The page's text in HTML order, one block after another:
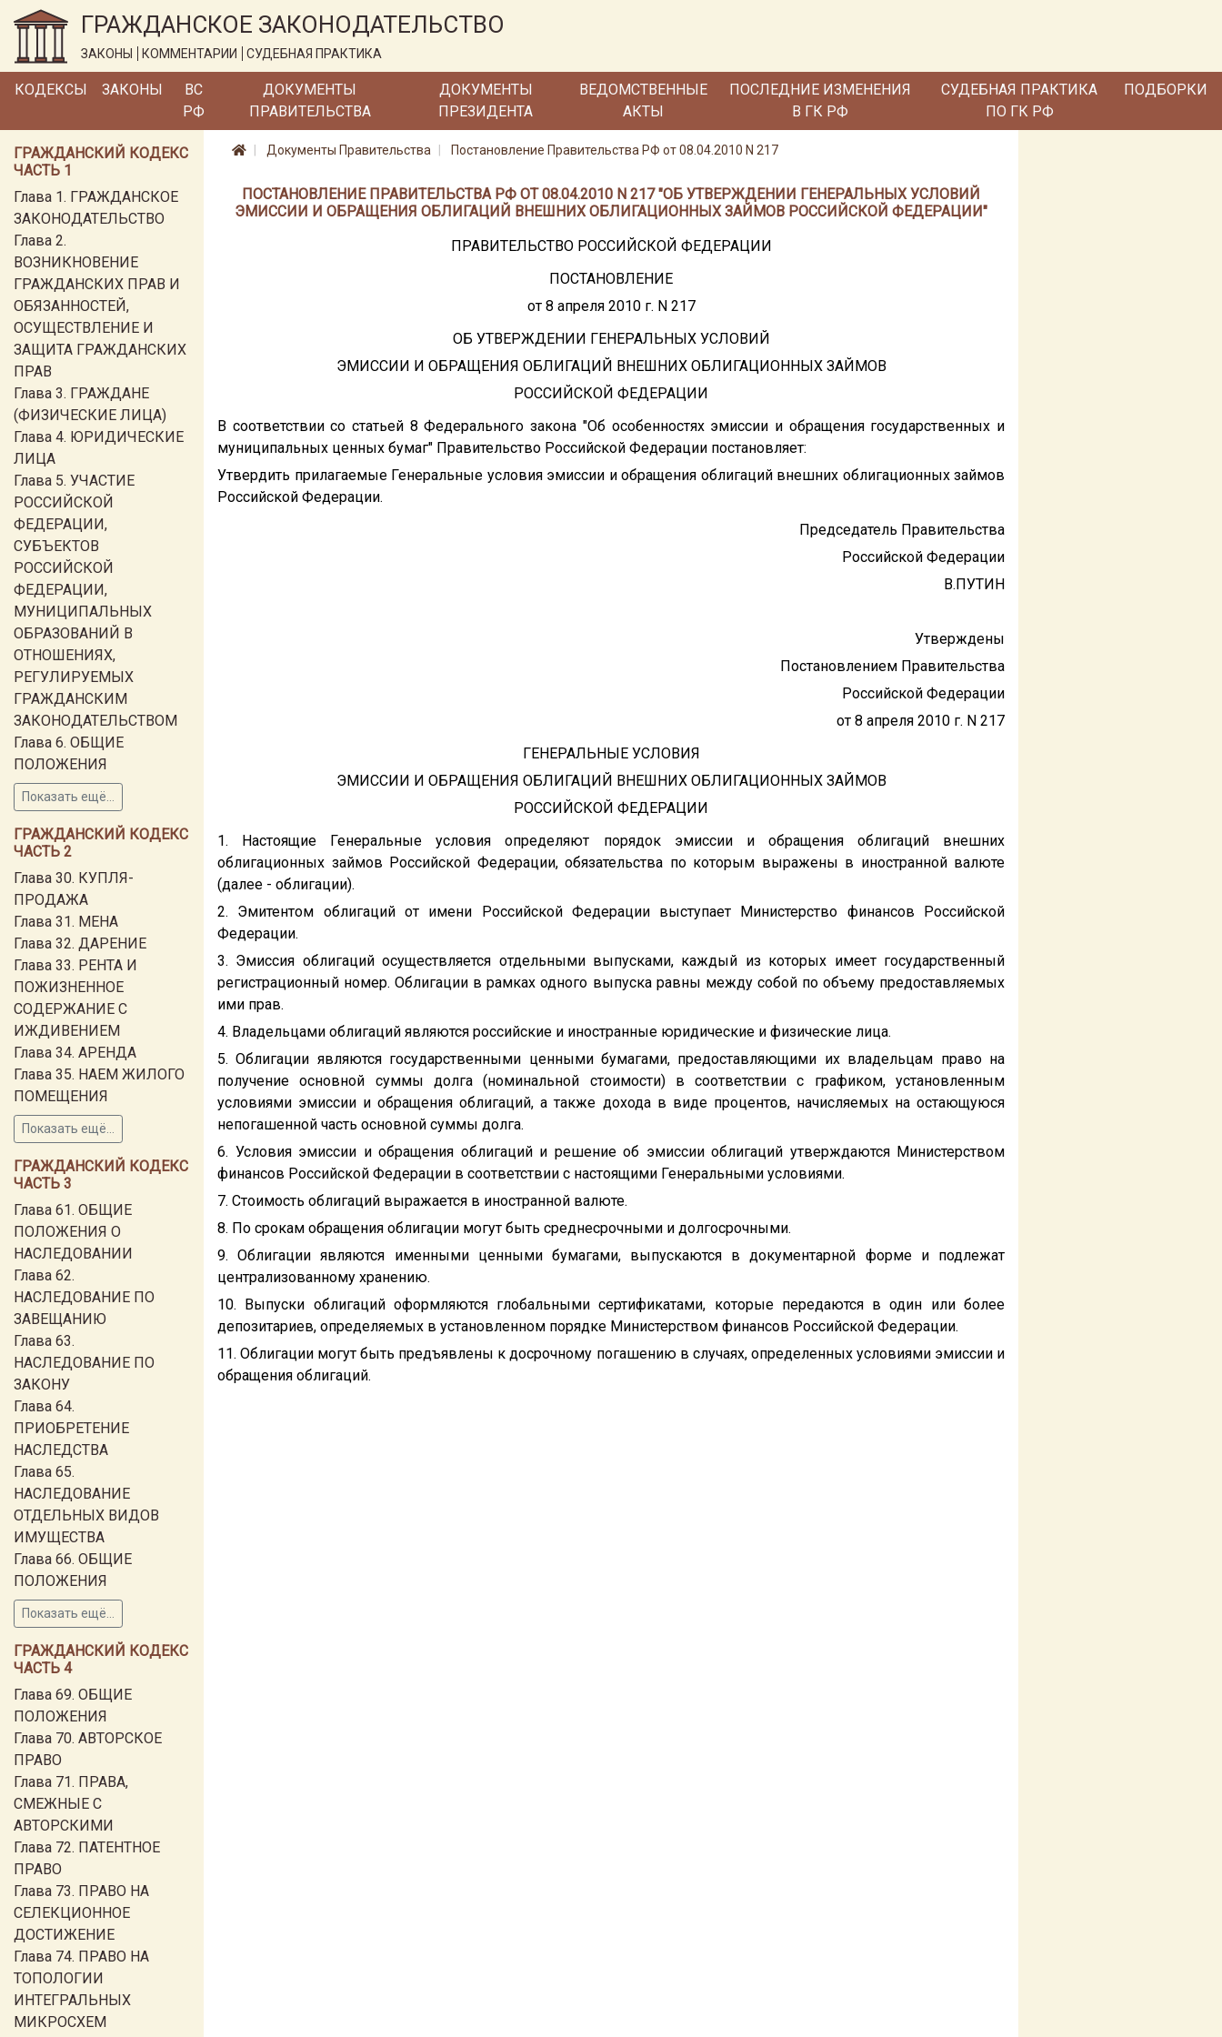
ГРАЖДАНСКОЕ ЗАКОНОДАТЕЛЬСТВО
ЗАКОНЫ КОММЕНТАРИИ СУДЕБНАЯ ПРАКТИКА
КОДЕКСЫ ЗАКОНЫ
ВС
РФ
ДОКУМЕНТЫ
ПРАВИТЕЛЬСТВА
ДОКУМЕНТЫ
ПРЕЗИДЕНТА
ВЕДОМСТВЕННЫЕ
АКТЫ
ПОСЛЕДНИЕ ИЗМЕНЕНИЯ
В ГК РФ
СУДЕБНАЯ ПРАКТИКА
ПО ГК РФ
ПОДБОРКИ
ГРАЖДАНСКИЙ КОДЕКС
ЧАСТЬ 1
Глава 1. ГРАЖДАНСКОЕ
ЗАКОНОДАТЕЛЬСТВО
Глава 2.
ВОЗНИКНОВЕНИЕ
ГРАЖДАНСКИХ ПРАВ И
ОБЯЗАННОСТЕЙ,
ОСУЩЕСТВЛЕНИЕ И
ЗАЩИТА ГРАЖДАНСКИХ
ПРАВ
Глава 3. ГРАЖДАНЕ
(ФИЗИЧЕСКИЕ ЛИЦА)
Глава 4. ЮРИДИЧЕСКИЕ
ЛИЦА
Глава 5. УЧАСТИЕ
РОССИЙСКОЙ
ФЕДЕРАЦИИ,
СУБЪЕКТОВ
РОССИЙСКОЙ
ФЕДЕРАЦИИ,
МУНИЦИПАЛЬНЫХ
ОБРАЗОВАНИЙ В
ОТНОШЕНИЯХ,
РЕГУЛИРУЕМЫХ
ГРАЖДАНСКИМ
ЗАКОНОДАТЕЛЬСТВОМ
Глава 6. ОБЩИЕ
ПОЛОЖЕНИЯ
Показать ещё...
ГРАЖДАНСКИЙ КОДЕКС
ЧАСТЬ 2
Глава 30. КУПЛЯ-
ПРОДАЖА
Глава 31. МЕНА
Глава 32. ДАРЕНИЕ
Глава 33. РЕНТА И
ПОЖИЗНЕННОЕ
СОДЕРЖАНИЕ С
ИЖДИВЕНИЕМ
Глава 34. АРЕНДА
Глава 35. НАЕМ ЖИЛОГО
ПОМЕЩЕНИЯ
Показать ещё...
ГРАЖДАНСКИЙ КОДЕКС
ЧАСТЬ 3
Глава 61. ОБЩИЕ
ПОЛОЖЕНИЯ О
НАСЛЕДОВАНИИ
Глава 62.
НАСЛЕДОВАНИЕ ПО
ЗАВЕЩАНИЮ
Глава 63.
НАСЛЕДОВАНИЕ ПО
ЗАКОНУ
Глава 64.
ПРИОБРЕТЕНИЕ
НАСЛЕДСТВА
Глава 65.
НАСЛЕДОВАНИЕ
ОТДЕЛЬНЫХ ВИДОВ
ИМУЩЕСТВА
Глава 66. ОБЩИЕ
ПОЛОЖЕНИЯ
Показать ещё...
ГРАЖДАНСКИЙ КОДЕКС
ЧАСТЬ 4
Глава 69. ОБЩИЕ
ПОЛОЖЕНИЯ
Глава 70. АВТОРСКОЕ
ПРАВО
Глава 71. ПРАВА,
СМЕЖНЫЕ С
АВТОРСКИМИ
Глава 72. ПАТЕНТНОЕ
ПРАВО
Глава 73. ПРАВО НА
СЕЛЕКЦИОННОЕ
ДОСТИЖЕНИЕ
Глава 74. ПРАВО НА
ТОПОЛОГИИ
ИНТЕГРАЛЬНЫХ
МИКРОСХЕМ
Документы Правительства Постановление Правительства РФ от 08.04.2010 N 217
ПОСТАНОВЛЕНИЕ ПРАВИТЕЛЬСТВА РФ ОТ 08.04.2010 N 217 "ОБ УТВЕРЖДЕНИИ ГЕНЕРАЛЬНЫХ УСЛОВИЙ
ЭМИССИИ И ОБРАЩЕНИЯ ОБЛИГАЦИЙ ВНЕШНИХ ОБЛИГАЦИОННЫХ ЗАЙМОВ РОССИЙСКОЙ ФЕДЕРАЦИИ"
ПРАВИТЕЛЬСТВО РОССИЙСКОЙ ФЕДЕРАЦИИ
ПОСТАНОВЛЕНИЕ
от 8 апреля 2010 г. N 217
ОБ УТВЕРЖДЕНИИ ГЕНЕРАЛЬНЫХ УСЛОВИЙ
ЭМИССИИ И ОБРАЩЕНИЯ ОБЛИГАЦИЙ ВНЕШНИХ ОБЛИГАЦИОННЫХ ЗАЙМОВ
РОССИЙСКОЙ ФЕДЕРАЦИИ
В соответствии со статьей 8 Федерального закона "Об особенностях эмиссии и обращения государственных и
муниципальных ценных бумаг" Правительство Российской Федерации постановляет:
Утвердить прилагаемые Генеральные условия эмиссии и обращения облигаций внешних облигационных займов
Российской Федерации.
Председатель Правительства
Российской Федерации
В.ПУТИН
Утверждены
Постановлением Правительства
Российской Федерации
от 8 апреля 2010 г. N 217
ГЕНЕРАЛЬНЫЕ УСЛОВИЯ
ЭМИССИИ И ОБРАЩЕНИЯ ОБЛИГАЦИЙ ВНЕШНИХ ОБЛИГАЦИОННЫХ ЗАЙМОВ
РОССИЙСКОЙ ФЕДЕРАЦИИ
1. Настоящие Генеральные условия определяют порядок эмиссии и обращения облигаций внешних
облигационных займов Российской Федерации, обязательства по которым выражены в иностранной валюте
(далее - облигации).
2. Эмитентом облигаций от имени Российской Федерации выступает Министерство финансов Российской
Федерации.
3. Эмиссия облигаций осуществляется отдельными выпусками, каждый из которых имеет государственный
регистрационный номер. Облигации в рамках одного выпуска равны между собой по объему предоставляемых
ими прав.
4. Владельцами облигаций являются российские и иностранные юридические и физические лица.
5. Облигации являются государственными ценными бумагами, предоставляющими их владельцам право на
получение основной суммы долга (номинальной стоимости) в соответствии с графиком, установленным
условиями эмиссии и обращения облигаций, а также дохода в виде процентов, начисляемых на остающуюся
непогашенной часть основной суммы долга.
6. Условия эмиссии и обращения облигаций и решение об эмиссии облигаций утверждаются Министерством
финансов Российской Федерации в соответствии с настоящими Генеральными условиями.
7. Стоимость облигаций выражается в иностранной валюте.
8. По срокам обращения облигации могут быть среднесрочными и долгосрочными.
9. Облигации являются именными ценными бумагами, выпускаются в документарной форме и подлежат
централизованному хранению.
10. Выпуски облигаций оформляются глобальными сертификатами, которые передаются в один или более
депозитариев, определяемых в установленном порядке Министерством финансов Российской Федерации.
11. Облигации могут быть предъявлены к досрочному погашению в случаях, определенных условиями эмиссии и
обращения облигаций.